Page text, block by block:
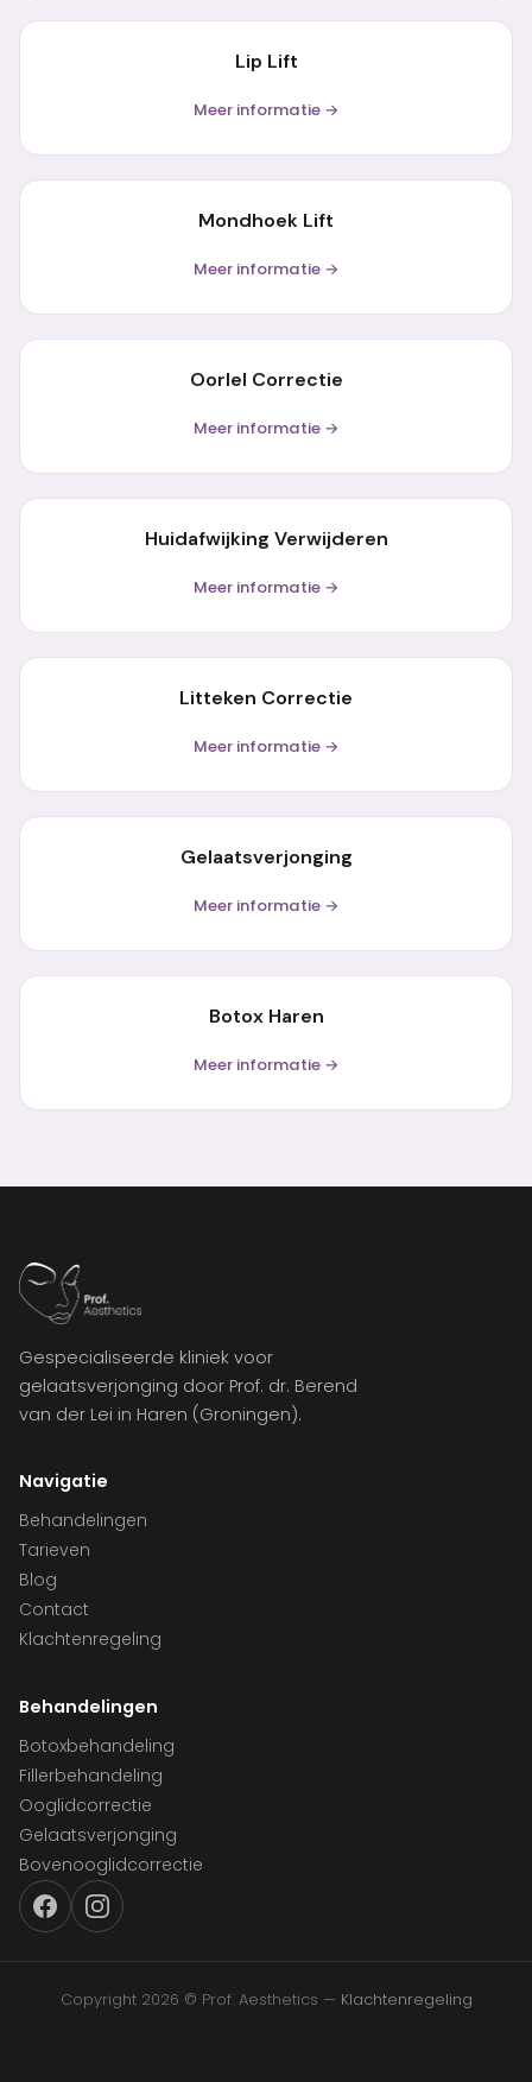
Lip Lift
Meer informatie →
Mondhoek Lift
Meer informatie →
Oorlel Correctie
Meer informatie →
Huidafwijking Verwijderen
Meer informatie →
Litteken Correctie
Meer informatie →
Gelaatsverjonging
Meer informatie →
Botox Haren
Meer informatie →
Gespecialiseerde kliniek voor
gelaatsverjonging door Prof. dr. Berend
van der Lei in Haren (Groningen).
Navigatie
Behandelingen
Tarieven
Blog
Contact
Klachtenregeling
Behandelingen
Botoxbehandeling
Fillerbehandeling
Ooglidcorrectie
Gelaatsverjonging
Bovenooglidcorrectie
Copyright 2026 © Prof. Aesthetics — Klachtenregeling